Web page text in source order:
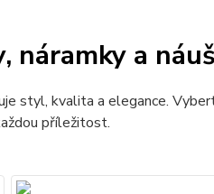
náramky a
styl, kvalita a elegance.
příležitost.